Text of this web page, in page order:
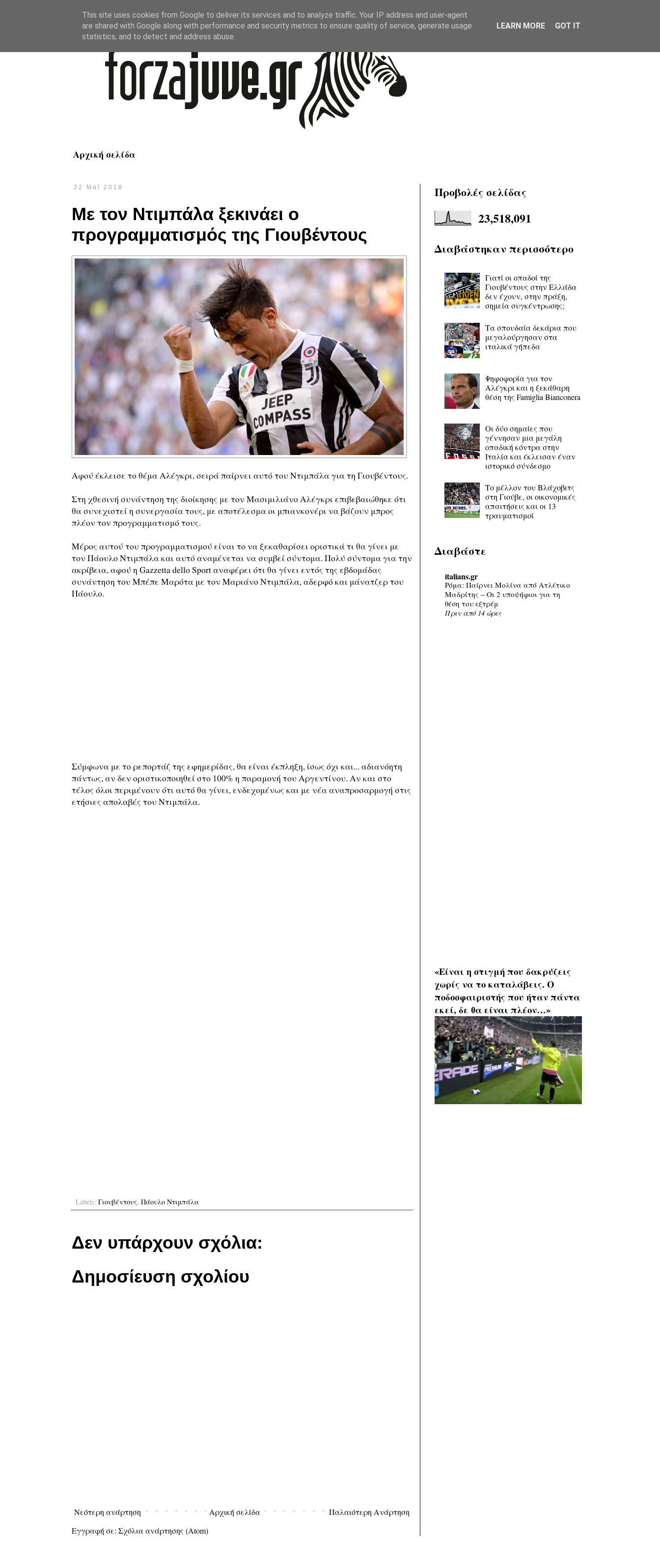
Αρχική σελίδα
22 Μαΐ 2018
Με τον Ντιμπάλα ξεκινάει ο
προγραμματισμός της Γιουβέντους
Αφού έκλεισε το θέμα Αλέγκρι, σειρά παίρνει αυτό του Ντιμπάλα για τη Γιουβέντους.
Στη χθεσινή συνάντηση της διοίκησης με τον Μασιμιλιάνο Αλέγκρι επιβεβαιώθηκε ότι
θα συνεχιστεί η συνεργασία τους, με αποτέλεσμα οι μπιανκονέρι να βάζουν μπρος
πλέον τον προγραμματισμό τους.
Μέρος αυτού του προγραμματισμού είναι το να ξεκαθαρίσει οριστικά τι θα γίνει με
τον Πάουλο Ντιμπάλα και αυτό αναμένεται να συμβεί σύντομα. Πολύ σύντομα για την
ακρίβεια, αφού η Gazzetta dello Sport αναφέρει ότι θα γίνει εντός της εβδομάδας
συνάντηση του Μπέπε Μαρότα με τον Μαριάνο Ντιμπάλα, αδερφό και μάνατζερ του
Πάουλο.
Σύμφωνα με το ρεπορτάζ της εφημερίδας, θα είναι έκπληξη, ίσως όχι και... αδιανόητη
πάντως, αν δεν οριστικοποιηθεί στο 100% η παραμονή του Αργεντίνου. Αν και στο
τέλος όλοι περιμένουν ότι αυτό θα γίνει, ενδεχομένως και με νέα αναπροσαρμογή στις
ετήσιες απολαβές του Ντιμπάλα.
Labels: Γιουβέντους, Πάουλο Ντιμπάλα
Δεν υπάρχουν σχόλια:
Δημοσίευση σχολίου
Νεότερη ανάρτηση Παλαιότερη Ανάρτηση
Αρχική σελίδα
Εγγραφή σε: Σχόλια ανάρτησης (Atom)
Προβολές σελίδας
23,518,091
Διαβάστηκαν περισσότερο
Γιατί οι οπαδοί της
Γιουβέντους στην Ελλάδα
δεν έχουν, στην πράξη,
σημεία συγκέντρωσης;
Τα σπουδαία δεκάρια που
μεγαλούργησαν στα
ιταλικά γήπεδα
Ψηφοφορία για τον
Αλέγκρι και η ξεκάθαρη
θέση της Famiglia Bianconera
Οι δύο σημαίες που
γέννησαν μια μεγάλη
οπαδική κόντρα στην
Ιταλία και έκλεισαν έναν
ιστορικό σύνδεσμο
Το μέλλον του Βλάχοβιτς
στη Γιούβε, οι οικονομικές
απαιτήσεις και οι 13
τραυματισμοί
Διαβάστε
italians.gr
Ρόμα: Παίρνει Μολίνα από Ατλέτικο
Μαδρίτης – Οι 2 υποψήφιοι για τη
θέση του εξτρέμ
Πριν από 14 ώρες
«Είναι η στιγμή που δακρύζεις
χωρίς να το καταλάβεις. Ο
ποδοσφαιριστής που ήταν πάντα
εκεί, δε θα είναι πλέον…»
This site uses cookies from Google to deliver its services and to analyze traffic. Your IP address and user-agent
are shared with Google along with performance and security metrics to ensure quality of service, generate usage
statistics, and to detect and address abuse.
LEARN MORE GOT IT